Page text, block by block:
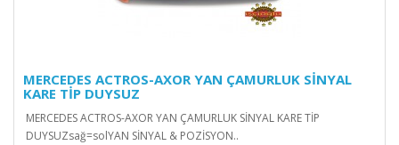
MERCEDES ACTROS-AXOR YAN ÇAMURLUK SİNYAL
KARE TİP DUYSUZ
MERCEDES ACTROS-AXOR YAN ÇAMURLUK SİNYAL KARE TİP
DUYSUZsağ=solYAN SİNYAL & POZİSYON..